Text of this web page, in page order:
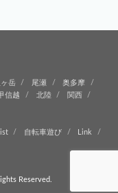
ヶ岳 尾瀬
奥多摩
信越 北陸
関西
自転車遊び
Link
Reserved.